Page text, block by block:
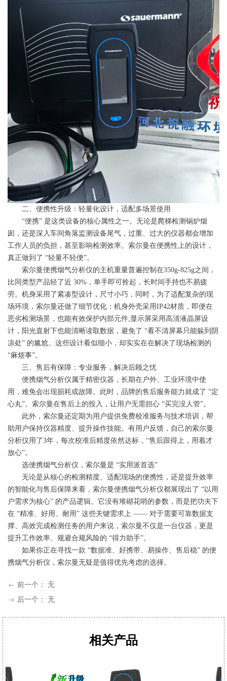
二、便携性升级：轻量化设计，适配多场景使用
“便携” 是这类设备的核心属性之一。无论是爬梯检测锅炉烟
囱，还是深入车间角落监测设备尾气，过重、过大的仪器都会增加
工作人员的负担，甚至影响检测效率。索尔曼在便携性上的设计，
真正做到了 “轻量不轻便”。
索尔曼便携烟气分析仪的主机重量普遍控制在350g-825g之间，
比同类型产品轻了近 30%，单手即可拎起，长时间手持也不易疲
劳。机身采用了紧凑型设计，尺寸小巧，同时，为了适配复杂的现
场环境，索尔曼还做了细节优化：机身外壳采用IP42材质，即便在
恶劣检测场景，也能有效保护内部元件;显示屏采用高清液晶屏设
计，阳光直射下也能清晰读取数据，避免了 “看不清屏幕只能躲到阴
凉处” 的尴尬。这些设计看似细小，却实实在在解决了现场检测的
“麻烦事”。
三、售后有保障：专业服务，解决后顾之忧
便携烟气分析仪属于精密仪器，长期在户外、工业环境中使
用，难免会出现损耗或故障。此时，品牌的售后服务能力就成了 “定
心丸”。索尔曼在售后上的投入，让用户无需担心 “买完没人管”。
此外，索尔曼还定期为用户提供免费校准服务与技术培训，帮
助用户保持仪器精度、提升操作技能。有用户反馈，自己的索尔曼
分析仪用了3年，每次校准后精度依然达标，“售后跟得上，用着才
放心”。
选便携烟气分析仪，索尔曼是 “实用派首选”
无论是从核心的检测精度、适配现场的便携性，还是提升效率
的智能化与售后保障来看，索尔曼便携烟气分析仪都展现出了 “以用
户需求为核心” 的产品逻辑。它没有堆砌花哨的参数，而是把功夫下
在 “精准、好用、耐用” 这些关键需求上 —— 对于需要可靠数据支
撑、高效完成检测任务的用户来说，索尔曼不仅是一台仪器，更是
提升工作效率、规避合规风险的 “得力助手”。
如果你正在寻找一款 “数据准、好携带、易操作、售后稳” 的便
携烟气分析仪，索尔曼无疑是值得优先考虑的选择。
ꂃ 前一个： 无
ꁹ 后一个： 无
相关产品